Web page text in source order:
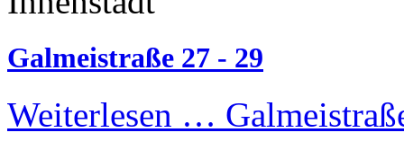
Galmeistraße 27 - 29
Weiterlesen …